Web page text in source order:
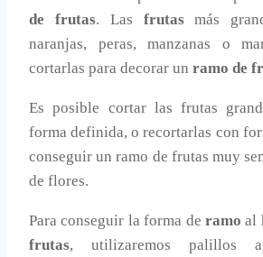
de frutas. Las frutasmás
naranjas, peras, manzanas o
cortarlas para decorar un ramo de
Es posible cortar las frutas
forma definida, o recortarlas con
conseguir un ramo de frutas muy
de flores.
Para conseguir la forma de ramoal
frutas, utilizaremos palillos